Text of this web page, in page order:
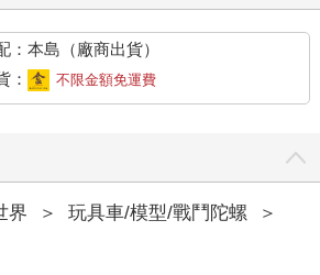
：本島（廠商出貨）
：
不限金額免運費
界 ＞ 玩具車/模型/戰鬥陀螺
＞